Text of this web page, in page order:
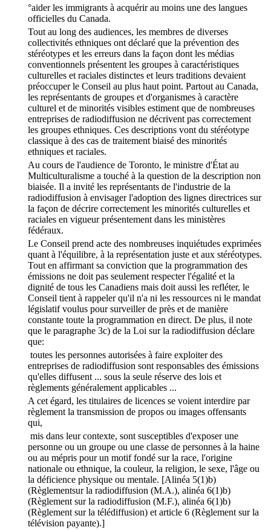
°aider les immigrants à acquérir au moins une des langues
officielles du Canada.
Tout au long des audiences, les membres de diverses
collectivités ethniques ont déclaré que la prévention des
stéréotypes et les erreurs dans la façon dont les médias
conventionnels présentent les groupes à caractéristiques
culturelles et raciales distinctes et leurs traditions devaient
préoccuper le Conseil au plus haut point. Partout au Canada,
les représentants de groupes et d'organismes à caractère
culturel et de minorités visibles estiment que de nombreuses
entreprises de radiodiffusion ne décrivent pas correctement
les groupes ethniques. Ces descriptions vont du stéréotype
classique à des cas de traitement biaisé des minorités
ethniques et raciales.
Au cours de l'audience de Toronto, le ministre d'État au
Multiculturalisme a touché à la question de la description non
biaisée. Il a invité les représentants de l'industrie de la
radiodiffusion à envisager l'adoption des lignes directrices sur
la façon de décrire correctement les minorités culturelles et
raciales en vigueur présentement dans les ministères
fédéraux.
Le Conseil prend acte des nombreuses inquiétudes exprimées
quant à l'équilibre, à la représentation juste et aux stéréotypes.
Tout en affirmant sa conviction que la programmation des
émissions ne doit pas seulement respecter l'égalité et la
dignité de tous les Canadiens mais doit aussi les refléter, le
Conseil tient à rappeler qu'il n'a ni les ressources ni le mandat
législatif voulus pour surveiller de près et de manière
constante toute la programmation en direct. De plus, il note
que le paragraphe 3c) de la Loi sur la radiodiffusion déclare
que:
toutes les personnes autorisées à faire exploiter des
entreprises de radiodiffusion sont responsables des émissions
qu'elles diffusent ... sous la seule réserve des lois et
règlements généralement applicables ...
A cet égard, les titulaires de licences se voient interdire par
règlement la transmission de propos ou images offensants
qui,
mis dans leur contexte, sont susceptibles d'exposer une
personne ou un groupe ou une classe de personnes à la haine
ou au mépris pour un motif fondé sur la race, l'origine
nationale ou ethnique, la couleur, la religion, le sexe, l'âge ou
la déficience physique ou mentale. [Alinéa 5(1)b)
(Règlementsur la radiodiffusion (M.A.), alinéa 6(1)b)
(Règlement sur la radiodiffusion (M.F.), alinéa 6(1)b)
(Règlement sur la télédiffusion) et article 6 (Règlement sur la
télévision payante).]